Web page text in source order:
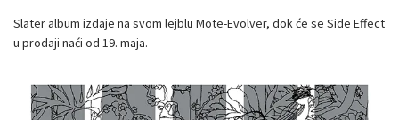
Slater album izdaje na svom lejblu Mote-Evolver, dok će se Side Effect
u prodaji naći od 19. maja.